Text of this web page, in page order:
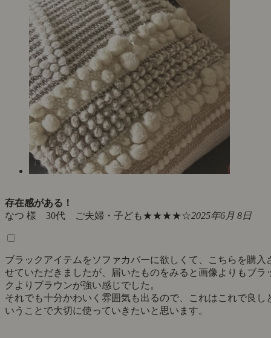
存在感がある！
なつ 様 30代 ご夫婦・子ども★★★★☆2025年6月 8日
ブラックアイテムをソファカバーに欲しくて、こちらを購入
せていただきましたが、届いたものをみると画像よりもブラ
クよりブラウンが強い感じでした。
それでも十分かわいく雰囲気も出るので、これはこれで良し
いうことで大切に使っていきたいと思います。